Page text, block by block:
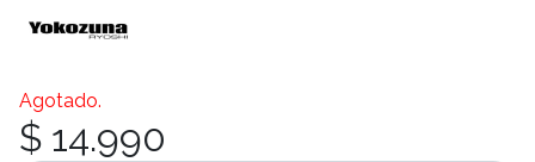
Agotado.
$ 14.990